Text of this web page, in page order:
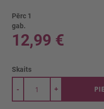
Pērc 1
gab.
12,99 €
Skaits
+
-